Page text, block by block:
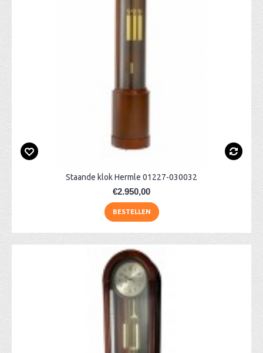
Staande klok Hermle 01227-030032
€2.950,00
BESTELLEN